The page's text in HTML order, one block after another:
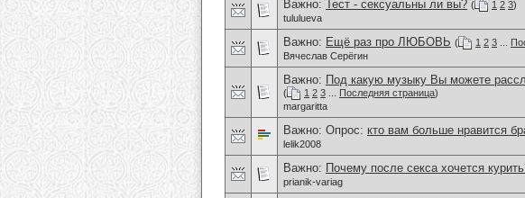
Важно: Тест - сексуальны ли вы? ( 1 2 3)
tululueva
Важно: Ещё раз про ЛЮБОВЬ ( 1 2 3
Вячеслав Серёгин
Важно: Под какую музыку Вы можете
( 1 2 3 Последняя страница)
margaritta
Важно: Опрос: кто вам больше нравится
lelik2008
Важно: Почему после секса хочется
prianik-variag